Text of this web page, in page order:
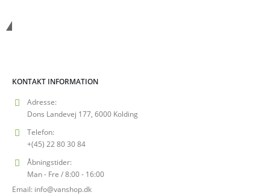
KONTAKT INFORMATION
Adresse:
Dons Landevej 177, 6000 Kolding
Telefon:
+(45) 22 80 30 84
Åbningstider:
Man - Fre / 8:00 - 16:00
Email: info@vanshop.dk